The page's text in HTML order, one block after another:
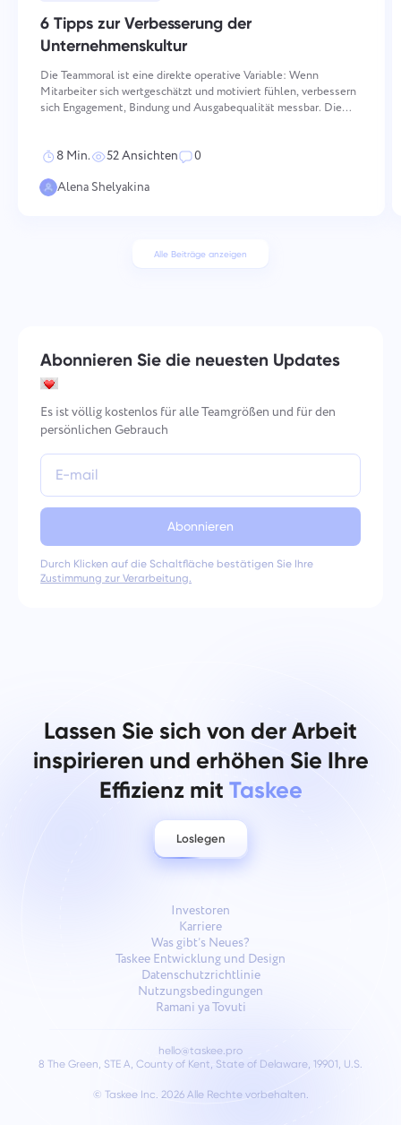
6 Tipps zur Verbesserung der
Unternehmenskultur
Die Teammoral ist eine direkte operative Variable: Wenn
Mitarbeiter sich wertgeschätzt und motiviert fühlen, verbessern
sich Engagement, Bindung und Ausgabequalität messbar. Die
von8 Min. 52 Ansichten
0
Alena Shelyakina
Alle Beiträge anzeigen
Abonnieren Sie die neuesten Updates
Es ist völlig kostenlos für alle Teamgrößen und für den
persönlichen Gebrauch
Abonnieren
Durch Klicken auf die Schaltfläche bestätigen Sie Ihre
Zustimmung zur Verarbeitung.
Lassen Sie sich von der Arbeit
inspirieren und erhöhen Sie Ihre
Effizienz mit Taskee
Loslegen
Investoren
Karriere
Was gibt’s Neues?
Taskee Entwicklung und Design
Datenschutzrichtlinie
Nutzungsbedingungen
Ramani ya Tovuti
© Taskee Inc. 2026 Alle Rechte vorbehalten.
hello@taskee.pro
8 The Green, STE A, County of Kent, State of Delaware, 19901, U.S.